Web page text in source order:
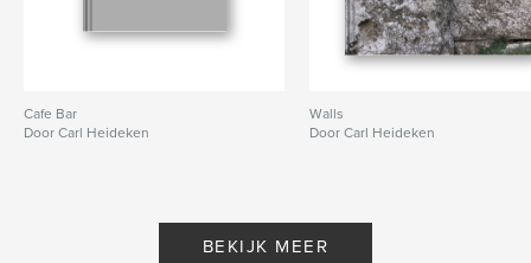
Cafe Bar
Door Carl Heideken
Walls
Door Carl Heideken
BEKIJK MEER